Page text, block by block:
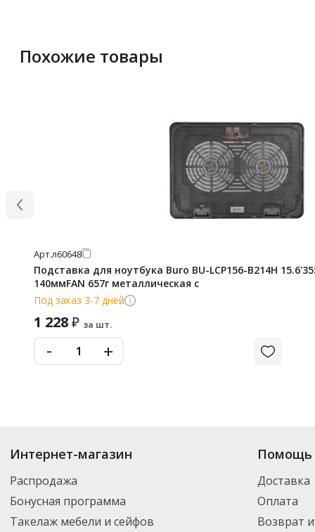
Похожие товары
Арт.л60648
Подставка для ноутбука Buro BU-LCP156-B214H
140ммFAN 657г металлическая с
Под заказ 3-7 дней
1 228₽ за шт.
- +
Интернет-магазин
Распродажа
Бонусная программа
Такелаж мебели и сейфов
Помощь
Доставка
Оплата
Возврат